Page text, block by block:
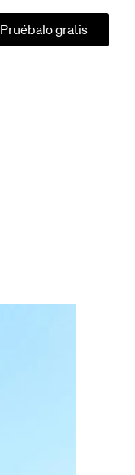
Pruébalo gratis